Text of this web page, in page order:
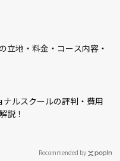
立地・料金・コース内容・
ナルスクールの評判・費用
説！
Recommended by